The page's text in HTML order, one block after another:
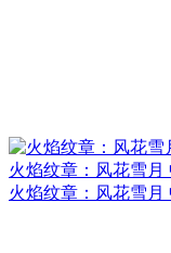
火焰纹章：风花雪月
火焰纹章：风花雪月